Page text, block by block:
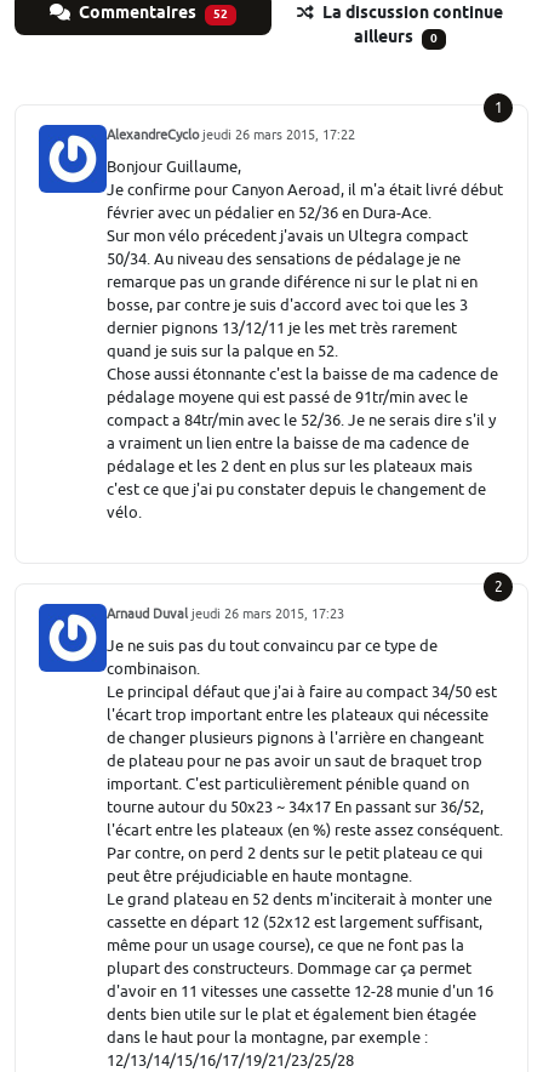
Commentaires 52
La discussion continue
ailleurs
0
1
AlexandreCyclojeudi 26 mars 2015, 17:22
Bonjour Guillaume,
Je confirme pour Canyon Aeroad, il m'a était livré début
février avec un pédalier en 52/36 en Dura-Ace.
Sur mon vélo précedent j'avais un Ultegra compact
50/34. Au niveau des sensations de pédalage je ne
remarque pas un grande diférence ni sur le plat ni en
bosse, par contre je suis d'accord avec toi que les 3
dernier pignons 13/12/11 je les met très rarement
quand je suis sur la palque en 52.
Chose aussi étonnante c'est la baisse de ma cadence de
pédalage moyene qui est passé de 91tr/min avec le
compact a 84tr/min avec le 52/36. Je ne serais dire s'il y
a vraiment un lien entre la baisse de ma cadence de
pédalage et les 2 dent en plus sur les plateaux mais
c'est ce que j'ai pu constater depuis le changement de
vélo.
2
Arnaud Duval jeudi 26 mars 2015, 17:23
Je ne suis pas du tout convaincu par ce type de
combinaison.
Le principal défaut que j'ai à faire au compact 34/50 est
l'écart trop important entre les plateaux qui nécessite
de changer plusieurs pignons à l'arrière en changeant
de plateau pour ne pas avoir un saut de braquet trop
important. C'est particulièrement pénible quand on
tourne autour du 50x23 ~ 34x17 En passant sur 36/52,
l'écart entre les plateaux (en %) reste assez conséquent.
Par contre, on perd 2 dents sur le petit plateau ce qui
peut être préjudiciable en haute montagne.
Le grand plateau en 52 dents m'inciterait à monter une
cassette en départ 12 (52x12 est largement suffisant,
même pour un usage course), ce que ne font pas la
plupart des constructeurs. Dommage car ça permet
d'avoir en 11 vitesses une cassette 12-28 munie d'un 16
dents bien utile sur le plat et également bien étagée
dans le haut pour la montagne, par exemple :
12/13/14/15/16/17/19/21/23/25/28